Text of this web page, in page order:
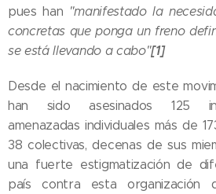
pues han "manifestado la
concretas que ponga un freno
se está llevando a cabo"[1]
Desde el nacimiento de este
han sido asesinados 125
amenazadas individuales más de
38 colectivas, decenas de sus
una fuerte estigmatización de
país contra esta organización